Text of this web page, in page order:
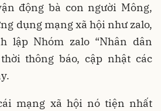
động bà con người Mông,
dụng mạng xã hội như zalo,
lập Nhóm zalo “Nhân dân
thông báo, cập nhật các
mạng xã hội nó tiện nhất